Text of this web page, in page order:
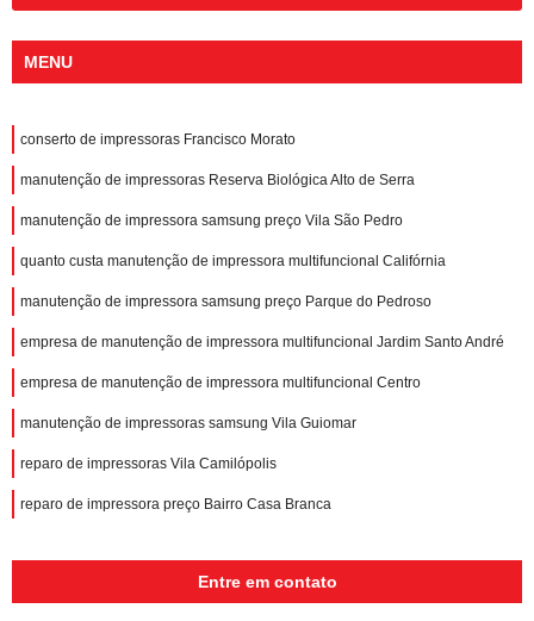
MENU
conserto de impressoras Francisco Morato
manutenção de impressoras Reserva Biológica Alto de Serra
manutenção de impressora samsung preço Vila São Pedro
quanto custa manutenção de impressora multifuncional Califórnia
manutenção de impressora samsung preço Parque do Pedroso
empresa de manutenção de impressora multifuncional Jardim Santo André
empresa de manutenção de impressora multifuncional Centro
manutenção de impressoras samsung Vila Guiomar
reparo de impressoras Vila Camilópolis
reparo de impressora preço Bairro Casa Branca
Entre em contato